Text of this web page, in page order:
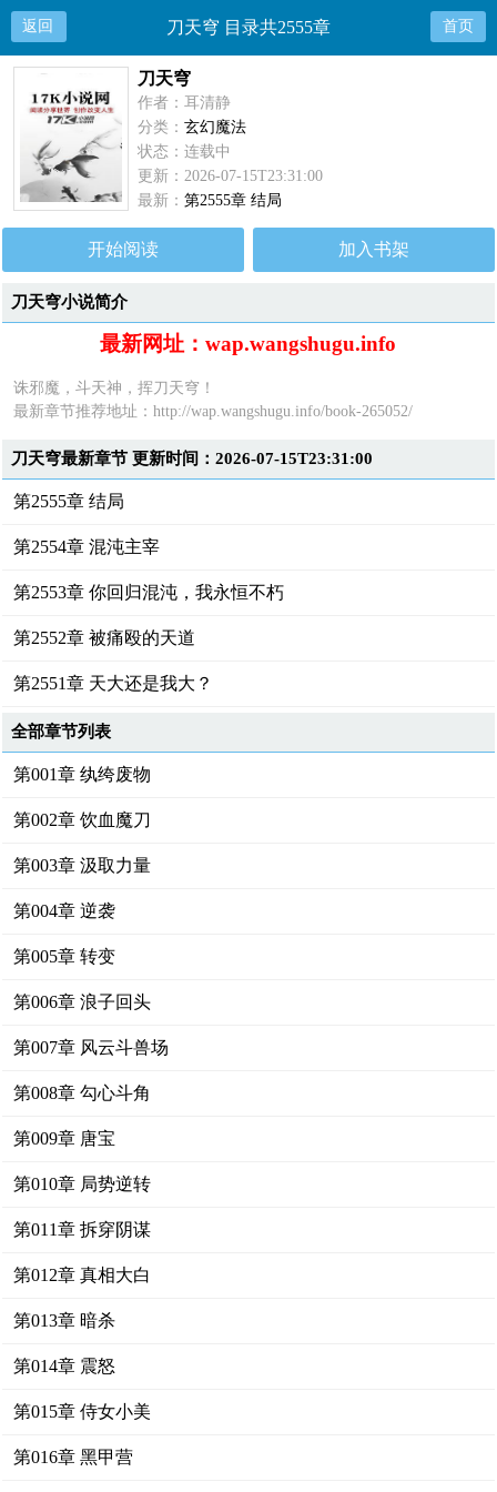
返回 刀天穹 目录共2555章 首页
刀天穹
作者：耳清静
分类：玄幻魔法
状态：连载中
更新：2026-07-15T23:31:00
最新：第2555章 结局
开始阅读 加入书架
刀天穹小说简介
最新网址：wap.wangshugu.info
诛邪魔，斗天神，挥刀天穹！
最新章节推荐地址：http://wap.wangshugu.info/book-265052/
刀天穹最新章节 更新时间：2026-07-15T23:31:00
第2555章 结局
第2554章 混沌主宰
第2553章 你回归混沌，我永恒不朽
第2552章 被痛殴的天道
第2551章 天大还是我大？
全部章节列表
第001章 纨绔废物
第002章 饮血魔刀
第003章 汲取力量
第004章 逆袭
第005章 转变
第006章 浪子回头
第007章 风云斗兽场
第008章 勾心斗角
第009章 唐宝
第010章 局势逆转
第011章 拆穿阴谋
第012章 真相大白
第013章 暗杀
第014章 震怒
第015章 侍女小美
第016章 黑甲营